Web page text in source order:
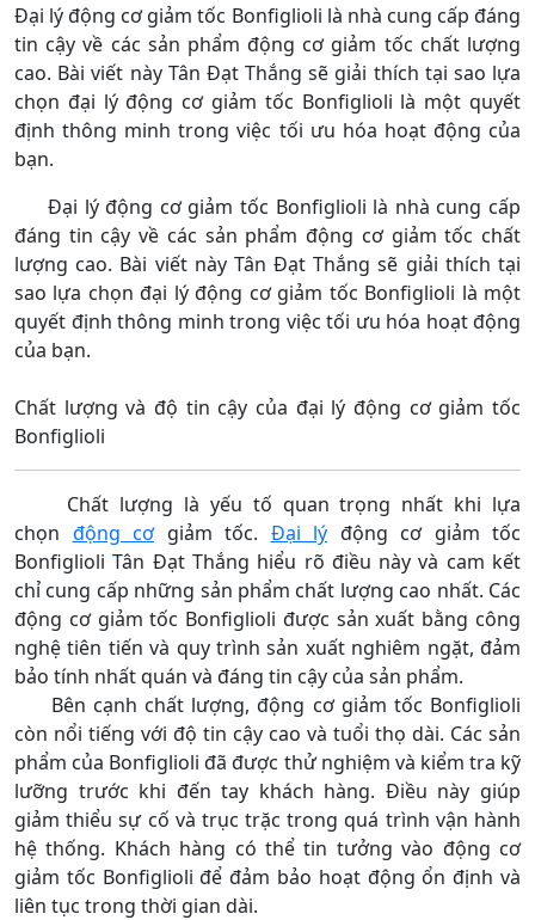
Đại lý động cơ giảm tốc Bonfiglioli là nhà cung cấp đáng
tin cậy về các sản phẩm động cơ giảm tốc chất lượng
cao. Bài viết này Tân Đạt Thắng sẽ giải thích tại sao lựa
chọn đại lý động cơ giảm tốc Bonfiglioli là một quyết
định thông minh trong việc tối ưu hóa hoạt động của
bạn.
Đại lý động cơ giảm tốc Bonfiglioli là nhà cung cấp
đáng tin cậy về các sản phẩm động cơ giảm tốc chất
lượng cao. Bài viết này Tân Đạt Thắng sẽ giải thích tại
sao lựa chọn đại lý động cơ giảm tốc Bonfiglioli là một
quyết định thông minh trong việc tối ưu hóa hoạt động
của bạn.
Chất lượng và độ tin cậy của đại lý động cơ giảm tốc
Bonfiglioli
Chất lượng là yếu tố quan trọng nhất khi lựa
chọn động cơgiảm tốc. Đại lý động cơ giảm tốc
Bonfiglioli Tân Đạt Thắng hiểu rõ điều này và cam kết
chỉ cung cấp những sản phẩm chất lượng cao nhất. Các
động cơ giảm tốc Bonfiglioli được sản xuất bằng công
nghệ tiên tiến và quy trình sản xuất nghiêm ngặt, đảm
bảo tính nhất quán và đáng tin cậy của sản phẩm.
Bên cạnh chất lượng, động cơ giảm tốc Bonfiglioli
còn nổi tiếng với độ tin cậy cao và tuổi thọ dài. Các sản
phẩm của Bonfiglioli đã được thử nghiệm và kiểm tra kỹ
lưỡng trước khi đến tay khách hàng. Điều này giúp
giảm thiểu sự cố và trục trặc trong quá trình vận hành
hệ thống. Khách hàng có thể tin tưởng vào động cơ
giảm tốc Bonfiglioli để đảm bảo hoạt động ổn định và
liên tục trong thời gian dài.